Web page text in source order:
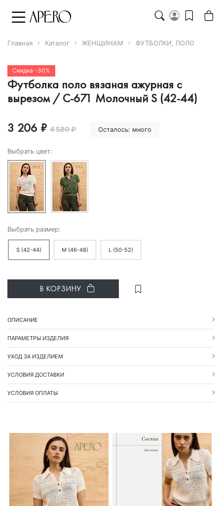
Главная Каталог ЖЕНЩИНАМ ФУТБОЛКИ, ПОЛО
Скидка -30%
Футболка поло вязаная ажурная с
вырезом / С-671 Молочный S (42-44)
3 206 ₽ 4 580 ₽ Осталось: много
Выбрать цвет:
Выбрать размер:
S (42-44) M (46-48) L (50-52)
В КОРЗИНУ
ОПИСАНИЕ
ПАРАМЕТРЫ ИЗДЕЛИЯ
УХОД ЗА ИЗДЕЛИЕМ
УСЛОВИЯ ДОСТАВКИ
УСЛОВИЯ ОПЛАТЫ